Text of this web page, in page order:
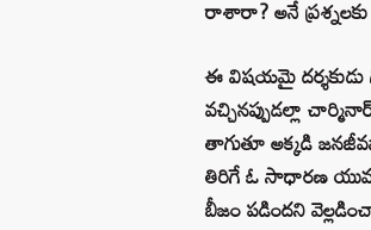
రాశారా? అనే
ఈ విషయమై
వచ్చినప్పుడల్లా
తాగుతూ అక్కడి
తిరిగే ఓ సాధారణ
బీజం పడిందని